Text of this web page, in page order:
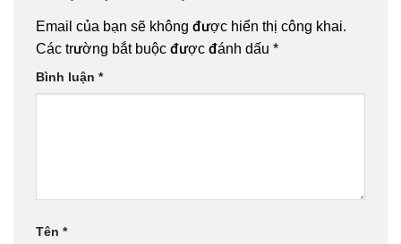
Email của bạn sẽ không được hiển thị công khai.
Các trường bắt buộc được đánh dấu *
Bình luận *
Tên *